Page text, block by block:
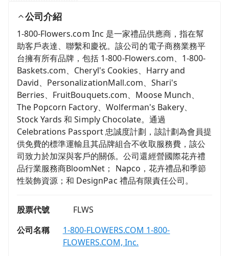
公司介紹
1-800-Flowers.com Inc 是一家禮品供應商，指在幫
助客戶表達、聯繫和慶祝。該公司的電子商務業務平
台擁有所有品牌，包括 1-800-Flowers.com、1-800-
Baskets.com、Cheryl's Cookies、Harry and
David、PersonalizationMall.com、Shari's
Berries、FruitBouquets.com、Moose Munch、
The Popcorn Factory、Wolferman's Bakery、
Stock Yards 和 Simply Chocolate。通過
Celebrations Passport 忠誠度計劃，該計劃為會員提
供免費的標準運輸且其品牌組合不收取服務費，該公
司致力於加深與客戶的關係。公司還經營國際花卉禮
品行業服務商BloomNet； Napco，花卉禮品和季節
性裝飾資源；和 DesignPac 禮品有限責任公司。
股票代號
FLWS
公司名稱
1-800-FLOWERS.COM 1-800-
FLOWERS.COM, Inc.